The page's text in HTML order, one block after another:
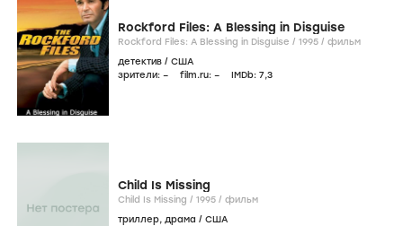
Rockford Files: A Blessing in Disguise
Rockford Files: A Blessing in Disguise / 1995 / фильм
детектив / США
зрители: – film.ru: – IMDb: 7,3
Child Is Missing
Child Is Missing / 1995 / фильм
триллер, драма / США